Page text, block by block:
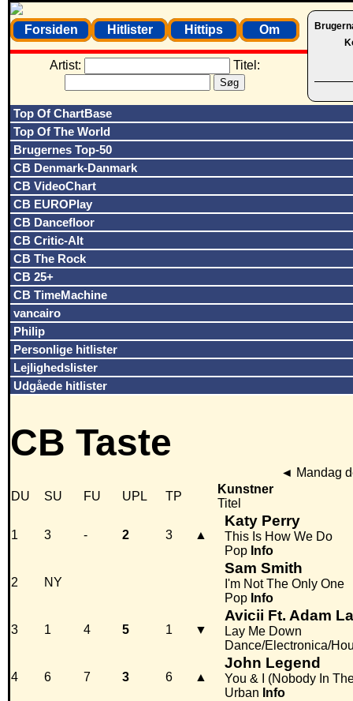
Forsiden Hitlister Hittips Om
Artist: Titel:
Top Of ChartBase
Top Of The World
Brugernes Top-50
CB Denmark-Danmark
CB VideoChart
CB EUROPlay
CB Dancefloor
CB Critic-Alt
CB The Rock
CB 25+
CB TimeMachine
vancairo
Philip
Personlige hitlister
Lejlighedslister
Udgåede hitlister
CB Taste
◄ Mandag
DU
SU FU UPL TP
Kunstner
Titel
1 3 - 2 3 ▲
Katy Perry
This Is How We Do
Pop Info
2 NY
Sam Smith
I'm Not The Only One
Pop Info
3 1 4 5 1 ▼
Avicii Ft. Adam
Lay Me Down
Dance/Electronica/
4 6 7 3 6 ▲
John Legend
You & I (Nobody In
Urban Info